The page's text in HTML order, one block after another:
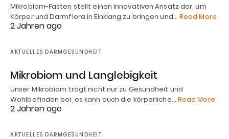
Mikrobiom-Fasten stellt einen innovativen Ansatz dar, um
Körper und Darmflora in Einklang zu bringen und… Read More
2 Jahren ago
AKTUELLES DARMGESUNDHEIT
Mikrobiom und Langlebigkeit
Unser Mikrobiom trägt nicht nur zu Gesundheit und
Wohlbefinden bei, es kann auch die körperliche… Read More
2 Jahren ago
AKTUELLES DARMGESUNDHEIT